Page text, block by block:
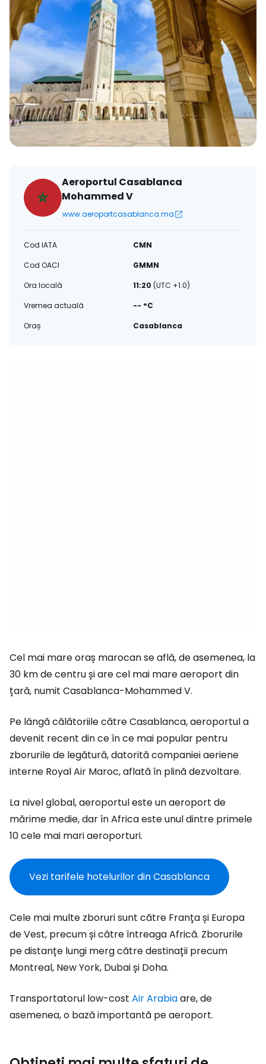
Aeroportul Casablanca
Mohammed V
www.aeroportcasablanca.ma
Cod IATA
CMN
Cod OACI
GMMN
Ora locală
11:20 (UTC +1.0)
Vremea actuală
-- °C
Oraș
Casablanca
Cel mai mare oraș marocan se află, de asemenea, la
30 km de centru și are cel mai mare aeroport din
țară, numit Casablanca-Mohammed V.
Pe lângă călătoriile către Casablanca, aeroportul a
devenit recent din ce în ce mai popular pentru
zborurile de legătură, datorită companiei aeriene
interne Royal Air Maroc, aflată în plină dezvoltare.
La nivel global, aeroportul este un aeroport de
mărime medie, dar în Africa este unul dintre primele
10 cele mai mari aeroporturi.
Vezi tarifele hotelurilor din Casablanca
Cele mai multe zboruri sunt către Franța și Europa
de Vest, precum și către întreaga Africă. Zborurile
pe distanțe lungi merg către destinații precum
Montreal, New York, Dubai și Doha.
Transportatorul low-cost Air Arabiaare, de
asemenea, o bază importantă pe aeroport.